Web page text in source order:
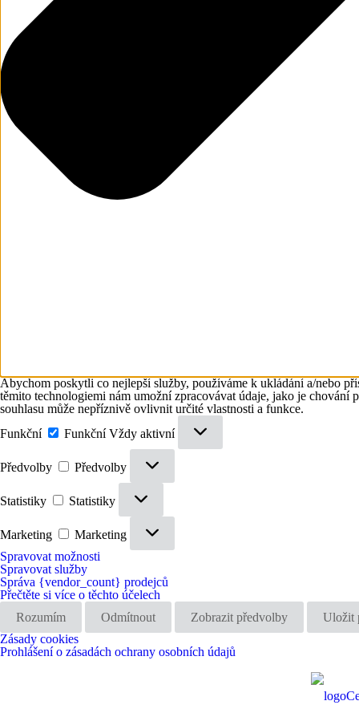
Abychom poskytli co nejlepší služby, používáme k ukládání a/nebo
těmito technologiemi nám umožní zpracovávat údaje, jako je
souhlasu může nepříznivě ovlivnit určité vlastnosti a funkce.
Funkční
Funkční Vždy aktivní
Předvolby Předvolby
Statistiky Statistiky
Marketing
Marketing
Spravovat možnosti
Spravovat služby
Správa {vendor_count} prodejců
Přečtěte si více o těchto účelech
Rozumím
Odmítnout Zobrazit předvolby
Uložit
Zásady cookies
Prohlášení o zásadách ochrany osobních údajů